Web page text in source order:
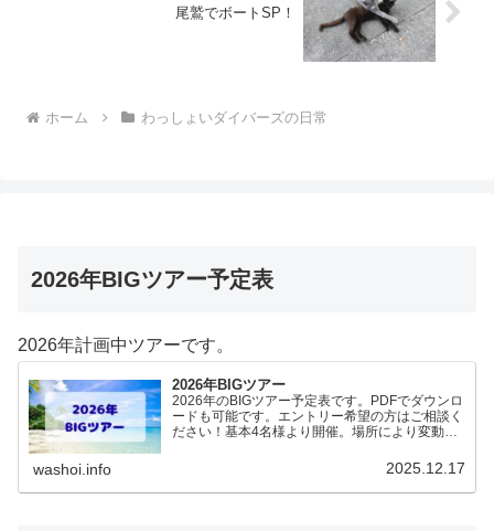
尾鷲でボートSP！
ホーム わっしょいダイバーズの日常
2026年BIGツアー予定表
2026年計画中ツアーです。
2026年BIGツアー
2026年のBIGツアー予定表です。PDFでダウンロ
ードも可能です。エントリー希望の方はご相談く
ださい！基本4名様より開催。場所により変動あ
（12.19更新）ダウンロードPDFでアップロード
washoi.info 2025.12.17